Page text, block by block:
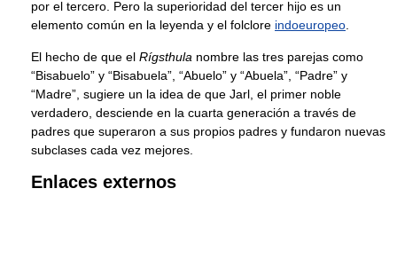
por el tercero. Pero la superioridad del tercer hijo es un
elemento común en la leyenda y el folclore indoeuropeo
El hecho de que el Rígsthula nombre las tres parejas como
“Bisabuelo” y “Bisabuela”, “Abuelo” y “Abuela”, “Padre” y
“Madre”, sugiere un la idea de que Jarl, el primer noble
verdadero, desciende en la cuarta generación a través de
padres que superaron a sus propios padres y fundaron nuevas
subclases cada vez mejores.
Enlaces externos